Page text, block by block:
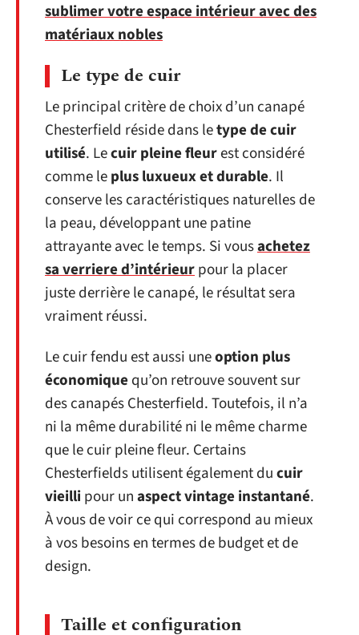
sublimer votre espace intérieur avec des
matériaux nobles
Le type de cuir
Le principal critère de choix d’un canapé
Chesterfield réside dans letype de cuir
utilisé. Lecuir pleine fleurest considéré
comme leplus luxueux et durable. Il
conserve les caractéristiques naturelles de
la peau, développant une patine
attrayante avec le temps. Si vousachetez
sa verriere d’intérieurpour la placer
juste derrière le canapé, le résultat sera
vraiment réussi.
Le cuir fendu est aussi uneoption plus
économique qu’on retrouve souvent sur
des canapés Chesterfield. Toutefois, il n’a
ni la même durabilité ni le même charme
que le cuir pleine fleur. Certains
Chesterfields utilisent également ducuir
vieillipour unaspect vintage instantané.
À vous de voir ce qui correspond au mieux
à vos besoins en termes de budget et de
design.
Taille et configuration